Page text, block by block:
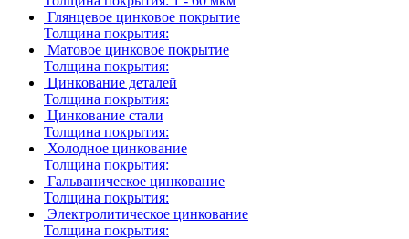
Глянцевое цинковое покрытие
Толщина покрытия:
Матовое цинковое покрытие
Толщина покрытия:
Цинкование деталей
Толщина покрытия:
Цинкование стали
Толщина покрытия:
Холодное цинкование
Толщина покрытия:
Гальваническое цинкование
Толщина покрытия:
Электролитическое цинкование
Толщина покрытия: